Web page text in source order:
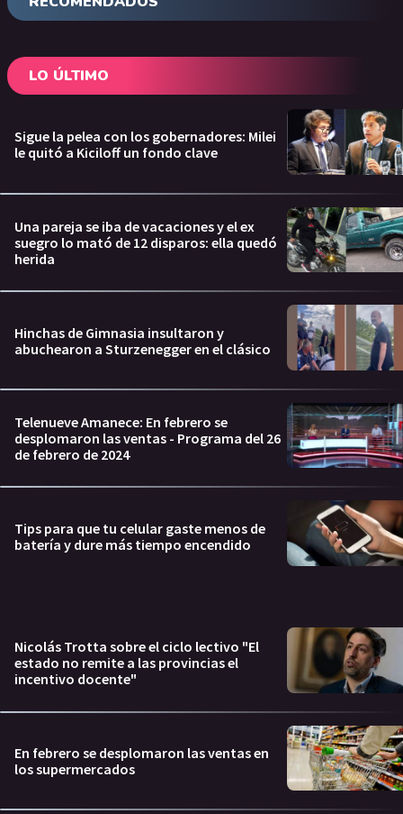
LO ÚLTIMO
Sigue la pelea con los gobernadores: Milei
le quitó a Kiciloff un fondo clave
Una pareja se iba de vacaciones y el ex
suegro lo mató de 12 disparos: ella quedó
herida
Hinchas de Gimnasia insultaron y
abuchearon a Sturzenegger en el clásico
Telenueve Amanece: En febrero se
desplomaron las ventas - Programa del 26
de febrero de 2024
Tips para que tu celular gaste menos de
batería y dure más tiempo encendido
Nicolás Trotta sobre el ciclo lectivo "El
estado no remite a las provincias el
incentivo docente"
En febrero se desplomaron las ventas en
los supermercados